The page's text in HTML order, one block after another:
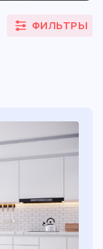
ФИЛЬТРЫ